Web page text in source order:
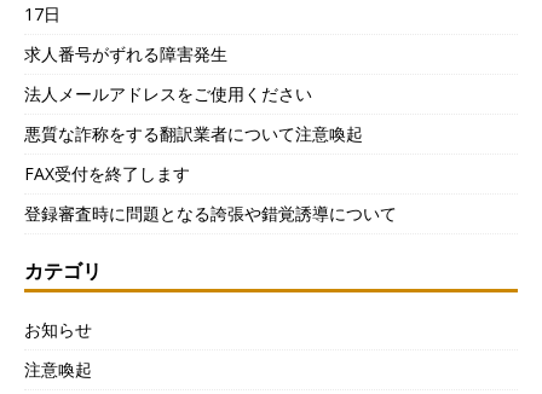
17日
求人番号がずれる障害発生
法人メールアドレスをご使用ください
悪質な詐称をする翻訳業者について注意喚起
FAX受付を終了します
登録審査時に問題となる誇張や錯覚誘導について
カテゴリ
お知らせ
注意喚起